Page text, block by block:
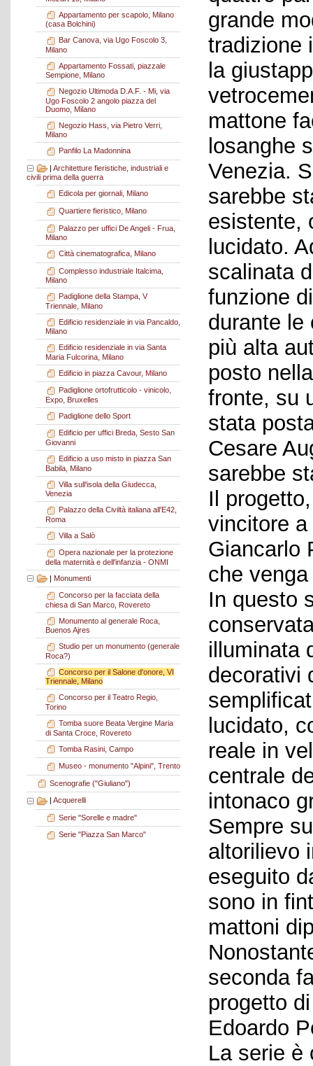
Appartamento per scapolo, Milano
(casa Bolchini)
Bar Canova, via Ugo Foscolo 3,
Milano
Appartamento Fossati, piazzale
Sempione, Milano
Negozio Ultimoda D.A.F. - Mi, via
Ugo Foscolo 2 angolo piazza del
Duomo, Milano
Negozio Hass, via Pietro Verri,
Milano
Panfilo La Madonnina
| Architetture fieristiche, industriali e
civili prima della guerra
Edicola per giornali, Milano
Quartiere fieristico, Milano
Palazzo per uffici De Angeli - Frua,
Milano
Città cinematografica, Milano
Complesso industriale Italcima,
Milano
Padiglione della Stampa, V
Triennale, Milano
Edificio residenziale in via Pancaldo,
Milano
Edificio residenziale in via Santa
Maria Fulcorina, Milano
Edificio in piazza Cavour, Milano
Padiglione ortofrutticolo - vinicolo,
Expo, Bruxelles
Padiglione dello Sport
Edificio per uffici Breda, Sesto San
Giovanni
Edificio a uso misto in piazza San
Babila, Milano
Villa sull'isola della Giudecca,
Venezia
Palazzo della Civiltà italiana all'E42,
Roma
Villa a Salò
Opera nazionale per la protezione
della maternità e dell'infanzia - ONMI
| Monumenti
Concorso per la facciata della
chiesa di San Marco, Rovereto
Monumento al generale Roca,
Buenos Ajres
Studio per un monumento (generale
Roca?)
Concorso per il Salone d'onore, VI
Triennale, Milano
Concorso per il Teatro Regio,
Torino
Tomba suore Beata Vergine Maria
di Santa Croce, Rovereto
Tomba Rasini, Campo
Museo - monumento "Alpini", Trento
Scenografie ("Giuliano")
Acquerelli
Serie "Sorelle e madre"
Serie "Piazza San Marco"
grande
tradizione
la
mattone
losanghe
Venezia.
sarebbe
esistente,
lucidato.
scalinata
funzione
durante le
più alta
posto
fronte, su
stata
Cesare
sarebbe
Il
vincitore
Giancarlo
che
In questo
illuminata
decorativi
lucidato,
reale in
centrale
intonaco
Sempre
altorilievo
eseguito
sono in
mattoni
seconda
progetto
Edoardo
La serie è